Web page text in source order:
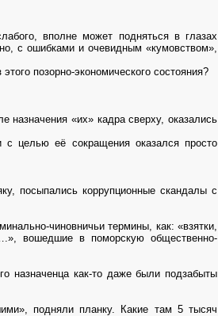
вполне может подняться в глазах
с ошибками и очевидным «кумовством»,
позорно-экономического состояния?
назначения «их» кадра сверху, оказались
с целью её сокращения оказался просто
посыпались коррупционные скандалы с
чиновничьи термины, как: «взятки,
вошедшие в поморскую общественно-
назначенца как-то даже были подзабыты
подняли планку. Какие там 5 тысяч